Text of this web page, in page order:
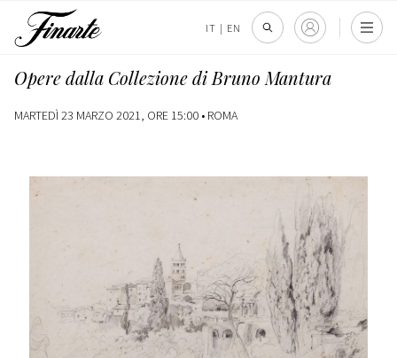
IT | EN
Opere dalla Collezione di Bruno Mantura
MARTEDÌ 23 MARZO 2021, ORE 15:00 • ROMA